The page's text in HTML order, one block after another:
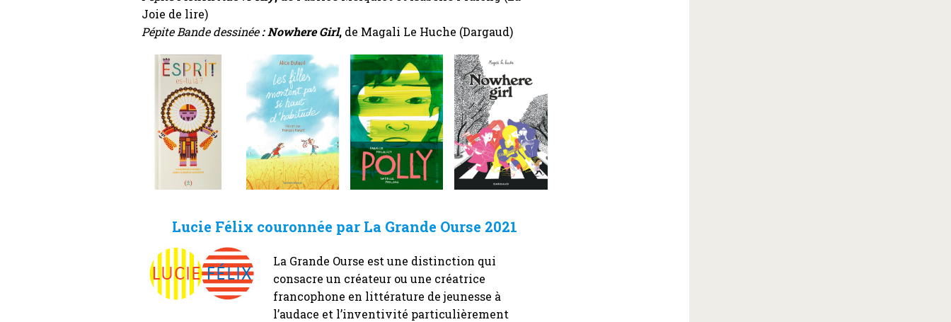
Joie de lire)
Pépite Bande dessinée:Nowhere Girl, de Magali Le Huche (Dargaud)
Lucie Félix couronnée par La Grande Ourse 2021
La Grande Ourse est une distinction qui
consacre un créateur ou une créatrice
francophone en littérature de jeunesse à
l’audace et l’inventivité particulièrement